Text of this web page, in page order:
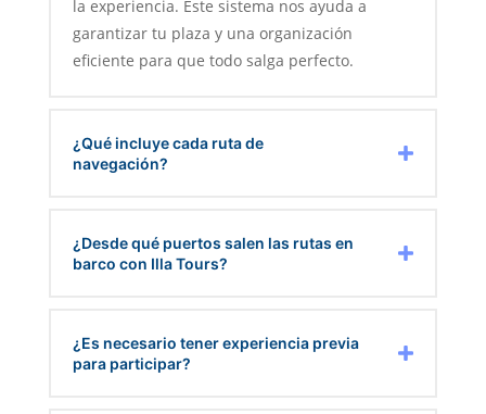
la experiencia. Este sistema nos ayuda a
garantizar tu plaza y una organización
eficiente para que todo salga perfecto.
¿Qué incluye cada ruta de
navegación?
¿Desde qué puertos salen las rutas en
barco con Illa Tours?
¿Es necesario tener experiencia previa
para participar?